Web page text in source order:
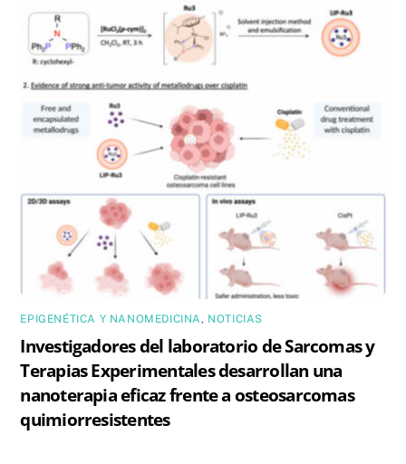
EPIGENÉTICA Y NANOMEDICINA, NOTICIAS
Investigadores del laboratorio de Sarcomas y
Terapias Experimentales desarrollan una
nanoterapia eficaz frente a osteosarcomas
quimiorresistentes